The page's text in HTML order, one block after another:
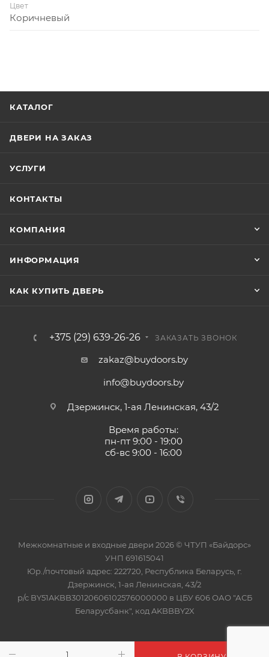
Цвет
Коричневый
КАТАЛОГ
ДВЕРИ НА ЗАКАЗ
УСЛУГИ
КОНТАКТЫ
КОМПАНИЯ
ИНФОРМАЦИЯ
КАК КУПИТЬ ДВЕРЬ
+375 (29) 639-26-26 ЗАКАЗАТЬ ЗВОНОК
zakaz@buydoors.by
info@buydoors.by
Дзержинск, 1-ая Ленинская, 43/2
Время работы:
пн-пт 9:00 - 19:00
сб-вс 9:00 - 16:00
Межкомнатные и входные двери 2026 © ЧТУП «Байдорс»
УНП 691615041
Юр./почтовый адрес: 222720, Республика Беларусь, г.
Дзержинск, 1-ая Ленинская, 43/2
р/с BY51AKBB30120606102576000000 в ЦБУ 606 ОАО "АСБ
Беларусбанк", код AKBBBY2X